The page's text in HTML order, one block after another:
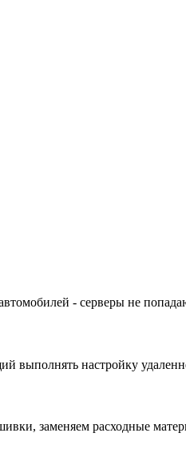
- серверы не
настройку
заменяем расходные